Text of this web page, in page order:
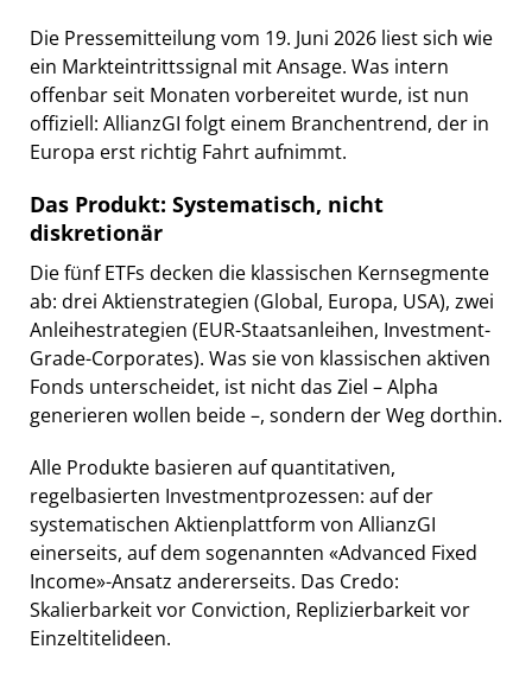
Die Pressemitteilung vom 19. Juni 2026 liest sich wie
ein Markteintrittssignal mit Ansage. Was intern
offenbar seit Monaten vorbereitet wurde, ist nun
offiziell: AllianzGI folgt einem Branchentrend, der in
Europa erst richtig Fahrt aufnimmt.
Das Produkt: Systematisch, nicht
diskretionär
Die fünf ETFs decken die klassischen Kernsegmente
ab: drei Aktienstrategien (Global, Europa, USA), zwei
Anleihestrategien (EUR-Staatsanleihen, Investment-
Grade-Corporates). Was sie von klassischen aktiven
Fonds unterscheidet, ist nicht das Ziel – Alpha
generieren wollen beide –, sondern der Weg dorthin.
Alle Produkte basieren auf quantitativen,
regelbasierten Investmentprozessen: auf der
systematischen Aktienplattform von AllianzGI
einerseits, auf dem sogenannten «Advanced Fixed
Income»-Ansatz andererseits. Das Credo:
Skalierbarkeit vor Conviction, Replizierbarkeit vor
Einzeltitelideen.